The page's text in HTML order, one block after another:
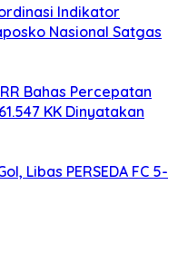
Indikator
Nasional Satgas
Bahas Percepatan
KK Dinyatakan
Libas PERSEDA FC 5-